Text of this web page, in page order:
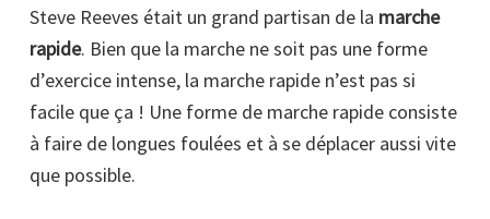
Steve Reeves était un grand partisan de la marche
rapide. Bien que la marche ne soit pas une forme
d’exercice intense, la marche rapide n’est pas si
facile que ça ! Une forme de marche rapide consiste
à faire de longues foulées et à se déplacer aussi vite
que possible.